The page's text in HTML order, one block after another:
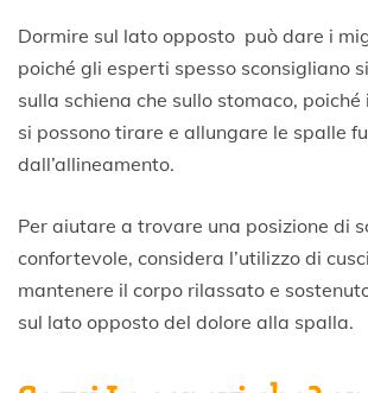
Dormire sul lato opposto può dare i
poiché gli esperti spesso sconsigliano
sulla schiena che sullo stomaco,
si possono tirare e allungare le spalle
dall’allineamento.
Per aiutare a trovare una posizione di
confortevole, considera l’utilizzo di
mantenere il corpo rilassato e
sul lato opposto del dolore alla spalla.